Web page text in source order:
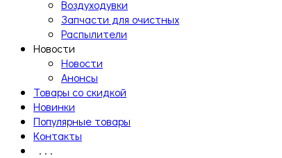
Воздуходувки
Запчасти для очистных
Распылители
Новости
Новости
Анонсы
Товары со скидкой
Новинки
Популярные товары
Контакты
. . .